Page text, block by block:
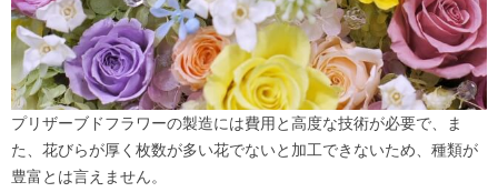
プリザーブドフラワーの製造には費用と高度な技術が必要で、ま
た、花びらが厚く枚数が多い花でないと加工できないため、種類が
豊富とは言えません。